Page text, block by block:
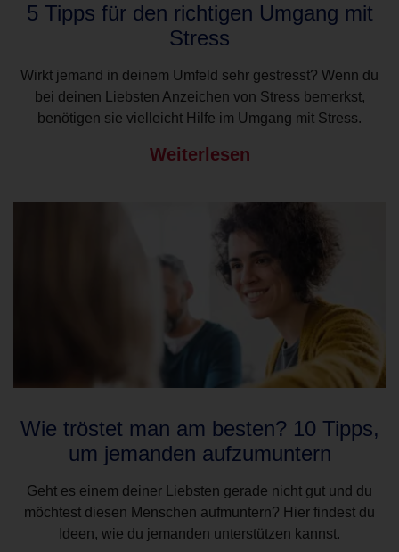
5 Tipps für den richtigen Umgang mit
Stress
Wirkt jemand in deinem Umfeld sehr gestresst? Wenn du
bei deinen Liebsten Anzeichen von Stress bemerkst,
benötigen sie vielleicht Hilfe im Umgang mit Stress.
Weiterlesen
Wie tröstet man am besten? 10 Tipps,
um jemanden aufzumuntern
Geht es einem deiner Liebsten gerade nicht gut und du
möchtest diesen Menschen aufmuntern? Hier findest du
Ideen, wie du jemanden unterstützen kannst.